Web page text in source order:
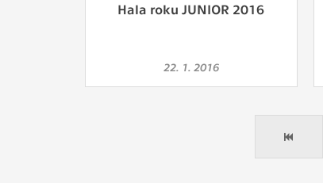
Hala roku JUNIOR 2016
22. 1. 2016